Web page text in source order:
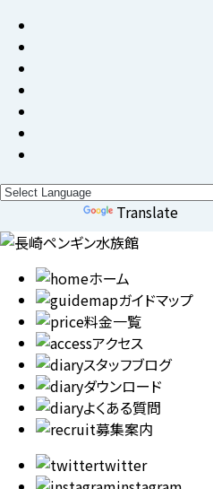
Translate
ホーム
ガイドマップ
料金一覧
アクセス
スタッフブログ
ダウンロード
よくある質問
募集案内
twitter